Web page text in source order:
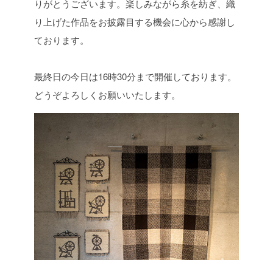
りがとうございます。 楽しみながら糸を紡ぎ、織
り上げた作品をお披露目する機会に心から感謝し
ております。
最終日の今日は16時30分まで開催しております。
どうぞよろしくお願いいたします。